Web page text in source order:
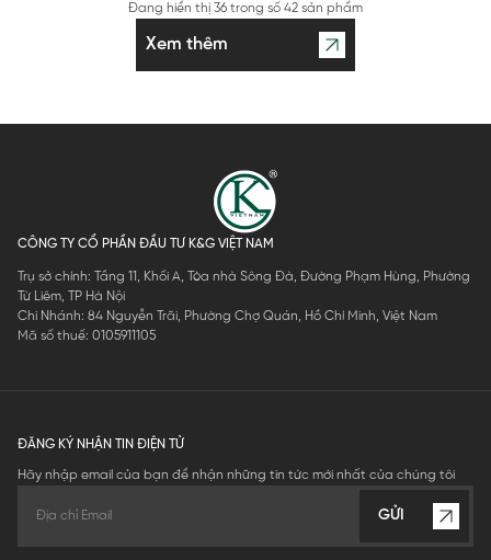
Đang hiển thị 36 trong số 42 sản phẩm
Xem thêm
CÔNG TY CỔ PHẦN ĐẦU TƯ K&G VIỆT NAM
Trụ sở chính: Tầng 11, Khối A, Tòa nhà Sông Đà, Đường Phạm Hùng, Phường
Từ Liêm, TP Hà Nội
Chi Nhánh: 84 Nguyễn Trãi, Phường Chợ Quán, Hồ Chí Minh, Việt Nam
Mã số thuế: 0105911105
ĐĂNG KÝ NHẬN TIN ĐIỆN TỬ
Hãy nhập email của bạn để nhận những tin tức mới nhất của chúng tôi
GỬI